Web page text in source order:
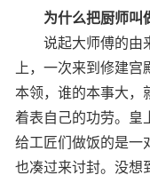
为什么把厨师叫
说起大师傅的由来
上，一次来到修建
本领，谁的本事大，
着表自己的功劳。皇
给工匠们做饭的是一
也凑过来讨封。没想